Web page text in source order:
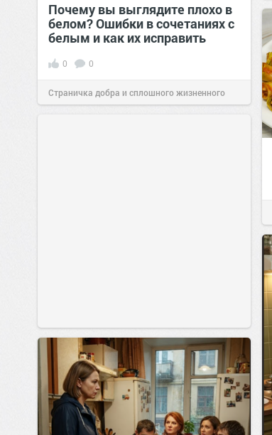
Почему вы выглядите плохо в
белом? Ошибки в сочетаниях с
белым и как их исправить
0 0
Страничка добра и сплошного жизненного